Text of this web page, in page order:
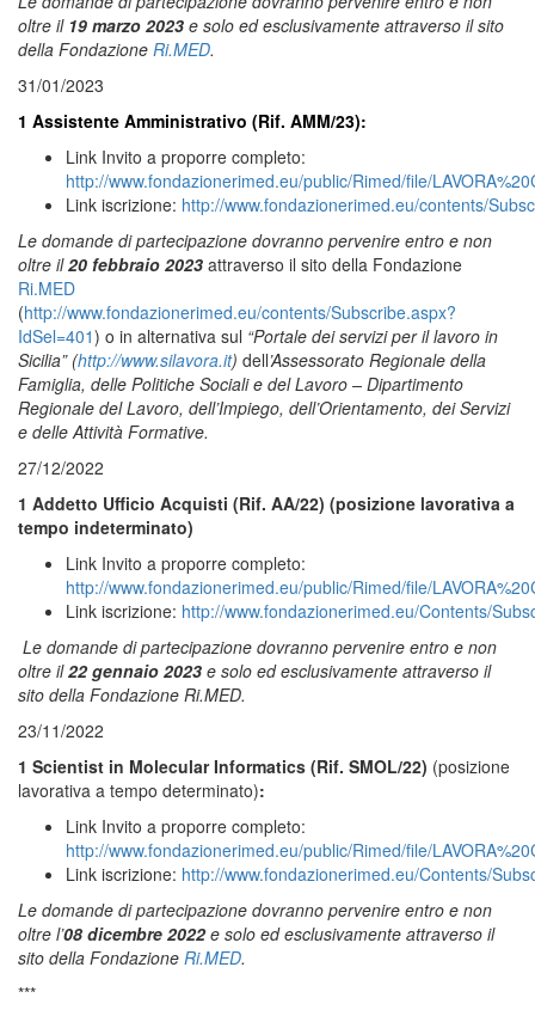
oltre il 19 marzo 2023 e solo ed esclusivamente attraverso il sito
della Fondazione Ri.MED.
31/01/2023
1 Assistente Amministrativo (Rif. AMM/23):
Link Invito a proporre completo:
http://www.fondazionerimed.eu/public/Rimed/file/
Link iscrizione: http://www.fondazionerimed.eu/contents/
Le domande di partecipazione dovranno pervenire entro e non
oltre il20 febbraio 2023 attraverso il sito della Fondazione
Ri.MED
(http://www.fondazionerimed.eu/contents/Subscribe.aspx?
IdSel=401) o in alternativa sul “Portale dei servizi per il lavoro in
Sicilia” (http://www.silavora.it) dell’Assessorato Regionale della
Famiglia, delle Politiche Sociali e del Lavoro – Dipartimento
Regionale del Lavoro, dell’Impiego, dell’Orientamento, dei Servizi
e delle Attività Formative.
27/12/2022
1 Addetto Ufficio Acquisti (Rif. AA/22) (posizione lavorativa a
tempo indeterminato)
Link Invito a proporre completo:
http://www.fondazionerimed.eu/public/Rimed/file/
Link iscrizione: http://www.fondazionerimed.eu/Contents/
Le domande di partecipazione dovranno pervenire entro e non
oltre il22 gennaio 2023 e solo ed esclusivamente attraverso il
sito della Fondazione Ri.MED.
23/11/2022
1 Scientist in Molecular Informatics (Rif. SMOL/22) (posizione
lavorativa a tempo determinato):
Link Invito a proporre completo:
http://www.fondazionerimed.eu/public/Rimed/file/
Link iscrizione: http://www.fondazionerimed.eu/Contents/
Le domande di partecipazione dovranno pervenire entro e non
oltre l’08 dicembre 2022e solo ed esclusivamente attraverso il
sito della Fondazione Ri.MED.
***